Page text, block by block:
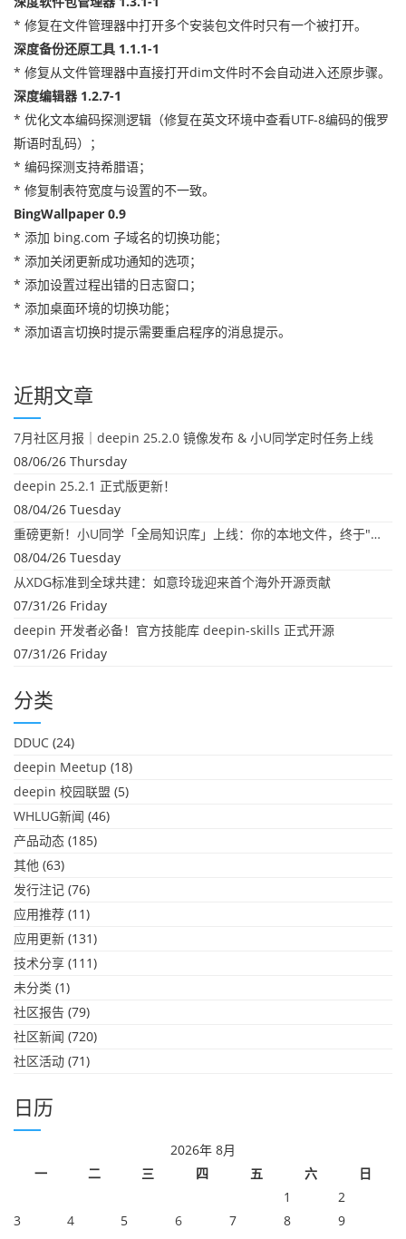
* 修复在文件管理器中打开多个安装包文件时只有一个被打开。
深度备份还原工具 1.1.1-1
* 修复从文件管理器中直接打开dim文件时不会自动进入还原步骤。
深度编辑器 1.2.7-1
* 优化文本编码探测逻辑（修复在英文环境中查看UTF-8编码的俄罗
斯语时乱码）；
* 编码探测支持希腊语；
* 修复制表符宽度与设置的不一致。
BingWallpaper 0.9
* 添加 bing.com 子域名的切换功能；
* 添加关闭更新成功通知的选项；
* 添加设置过程出错的日志窗口；
* 添加桌面环境的切换功能；
* 添加语言切换时提示需要重启程序的消息提示。
近期文章
7月社区月报｜deepin 25.2.0 镜像发布 & 小U同学定时任务上线
08/06/26 Thursday
deepin 25.2.1 正式版更新！
08/04/26 Tuesday
重磅更新！小U同学「全局知识库」上线：你的本地文件，终于"活"起来了
08/04/26 Tuesday
从XDG标准到全球共建：如意玲珑迎来首个海外开源贡献
07/31/26 Friday
deepin 开发者必备！官方技能库 deepin-skills 正式开源
07/31/26 Friday
分类
DDUC (24)
deepin Meetup (18)
deepin 校园联盟 (5)
WHLUG新闻 (46)
产品动态 (185)
其他 (63)
发行注记 (76)
应用推荐 (11)
应用更新 (131)
技术分享 (111)
未分类 (1)
社区报告 (79)
社区新闻 (720)
社区活动 (71)
日历
2026年 8月
一
二 三 四 五 六
日
1
2
3
4 5 6 7 8
9